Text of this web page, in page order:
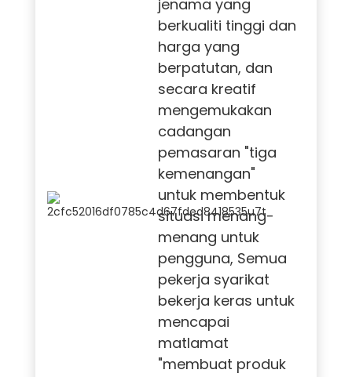
jenama yang
berkualiti tinggi dan
harga yang
berpatutan, dan
secara kreatif
mengemukakan
cadangan
pemasaran "tiga
kemenangan"
untuk membentuk
situasi menang-
menang untuk
pengguna, Semua
pekerja syarikat
bekerja keras untuk
mencapai
matlamat
"membuat produk